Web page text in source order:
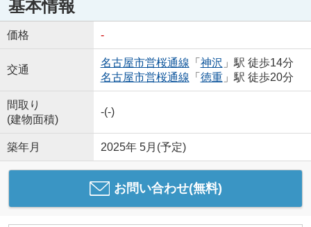
基本情報
価格 -
交通
名古屋市営桜通線 「 神沢 」駅 徒歩14分
名古屋市営桜通線 「 徳重」駅 徒歩20分
間取り
(建物面積)
-(-)
築年月 2025年 5月(予定)
お問い合わせ(無料)